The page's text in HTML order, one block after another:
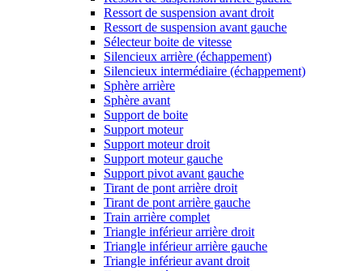
Ressort de suspension avant droit
Ressort de suspension avant gauche
Sélecteur boite de vitesse
Silencieux arrière (échappement)
Silencieux intermédiaire (échappement)
Sphère arrière
Sphère avant
Support de boite
Support moteur
Support moteur droit
Support moteur gauche
Support pivot avant gauche
Tirant de pont arrière droit
Tirant de pont arrière gauche
Train arrière complet
Triangle inférieur arrière droit
Triangle inférieur arrière gauche
Triangle inférieur avant droit